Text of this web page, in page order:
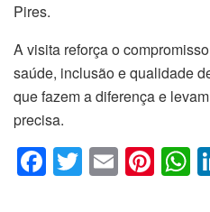
Pires.
A visita reforça o
saúde, inclusão e qualidade
que fazem a diferença e
precisa.
F
a
T
wi
E
m
Pi
nt h